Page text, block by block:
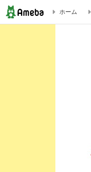
簡単で美味しい！自家
ホーム